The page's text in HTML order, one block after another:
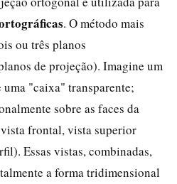
. O método mais
ou três planos
de projeção). Imagine um
"caixa" transparente;
sobre as faces da
frontal, vista superior
Essas vistas, combinadas,
a forma tridimensional